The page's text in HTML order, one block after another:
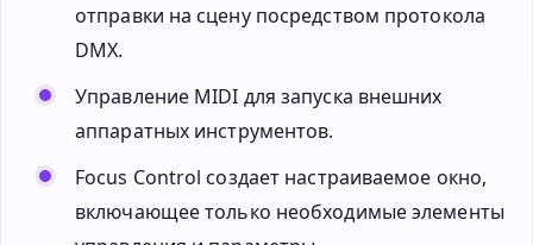
отправки на сцену посредством протокола
DMX.
Управление MIDI для запуска внешних
аппаратных инструментов.
Focus Control создает настраиваемое окно,
включающее только необходимые элементы